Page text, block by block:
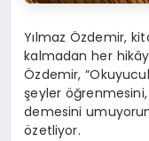
Yılmaz Özdemir,
kalmadan her
Özdemir,
şeyler öğrenmesini,
demesini
özetliyor.